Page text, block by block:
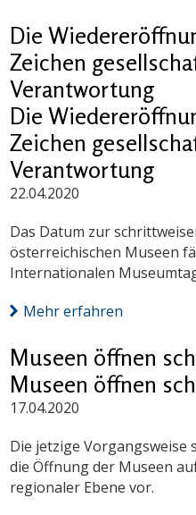
Die
Zeichen
Verantwortung
Die
Zeichen
Verantwortung
22.04.2020
Das Datum zur
österreichischen Museen
Internationalen
Mehr erfahren
Museen öffnen
Museen öffnen
17.04.2020
Die jetzige Vorgangsweise
die Öffnung der Museen
regionaler Ebene vor.